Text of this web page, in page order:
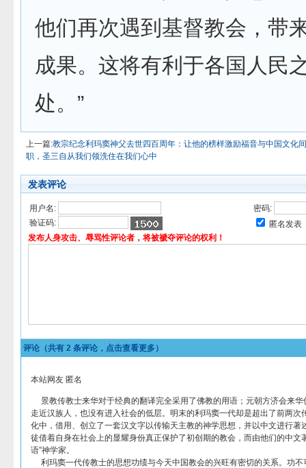
他们再次遇到 基督教会，带
成果。这将有利于各国人民
处。”
上一篇:教宗纪念利玛窦神父去世四百周年：让他的榜样激励福音与中国文化
职，圣三自从我们领洗住在我们心中
发表评论
用户名:
密码:
验证码:
匿名发表
发布人身攻击、辱骂性评论者，将被褫夺评论的权利！
评论（共有 2 条评论，点击查看更多）
本站网友 匿名
景教传教士来华对于经典的翻译完全采用了佛教的用语；元朝方济会来华
走近汉族人，也没有进入社会的低层。明末的利玛窦一代却是超出了前两次
化中，借用、创立了一套汉文字以传输天主教的神学思想，并以中文进行著
徒借着自身在社会上的显耀身份真正保护了初创期的教会，而由他们的中文
语”神学家。
利玛窦一代传教士的思想功绩与今天中国教会的兴旺有密切的关系。功不